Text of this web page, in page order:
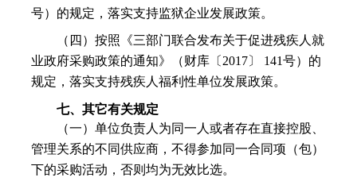
号）的规定，落实支持监狱企业发展政策。
（四）按照《三部门联合发布关于促进残疾人就
业政府采购政策的通知》（财库〔2017〕 141号）的
规定，落实支持残疾人福利性单位发展政策。
七、其它有关规定
（一）单位负责人为同一人或者存在直接控股、
管理关系的不同供应商，不得参加同一合同项（包）
下的采购活动，否则均为无效比选。